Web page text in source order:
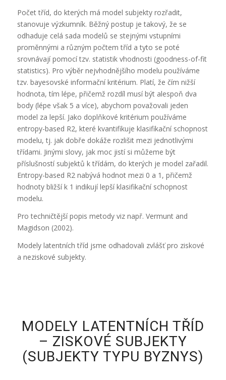
Počet tříd, do kterých má model subjekty rozřadit,
stanovuje výzkumník. Běžný postup je takový, že se
odhaduje celá sada modelů se stejnými vstupními
proměnnými a různým počtem tříd a tyto se poté
srovnávají pomocí tzv. statistik vhodnosti (goodness-of-fit
statistics). Pro výběr nejvhodnějšího modelu používáme
tzv. bayesovské informační kritérium. Platí, že čím nižší
hodnota, tím lépe, přičemž rozdíl musí být alespoň dva
body (lépe však 5 a více), abychom považovali jeden
model za lepší. Jako doplňkové kritérium používáme
entropy-based R2, které kvantifikuje klasifikační schopnost
modelu, tj. jak dobře dokáže rozlišit mezi jednotlivými
třídami. Jinými slovy, jak moc jistí si můžeme být
příslušností subjektů k třídám, do kterých je model zařadil.
Entropy-based R2 nabývá hodnot mezi 0 a 1, přičemž
hodnoty bližší k 1 indikují lepší klasifikační schopnost
modelu.
Pro techničtější popis metody viz např. Vermunt and
Magidson (2002).
Modely latentních tříd jsme odhadovali zvlášť pro ziskové
a neziskové subjekty.
MODELY LATENTNÍCH TŘÍD
– ZISKOVÉ SUBJEKTY
(SUBJEKTY TYPU BYZNYS)